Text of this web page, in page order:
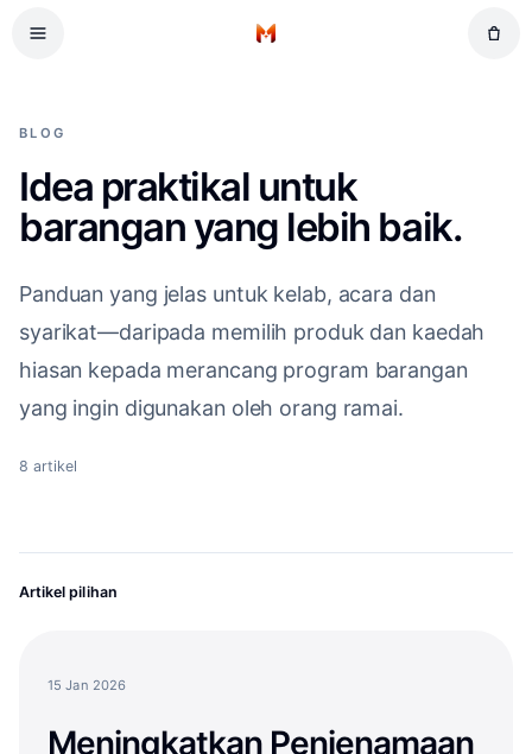
Halaman Utama
BLOG
Idea praktikal untuk
barangan yang lebih baik.
Panduan yang jelas untuk kelab, acara dan
syarikat—daripada memilih produk dan kaedah
hiasan kepada merancang program barangan
yang ingin digunakan oleh orang ramai.
8 artikel
Artikel pilihan
15 Jan 2026
Meningkatkan Penjenamaan